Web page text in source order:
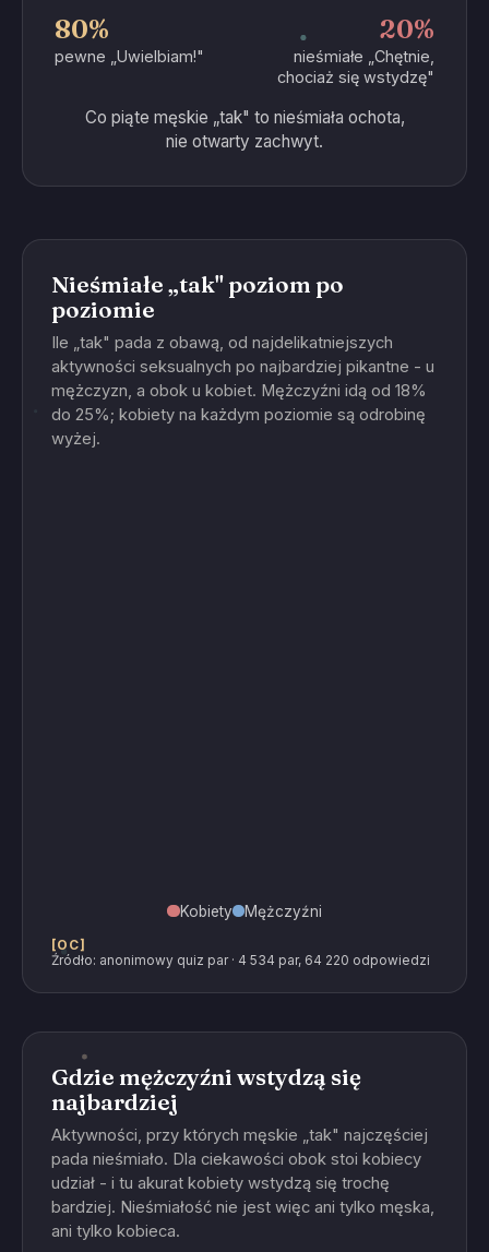
80%
pewne „Uwielbiam!"
20%
nieśmiałe „Chętnie,
chociaż się wstydzę"
Co piąte męskie „tak" to nieśmiała ochota,
nie otwarty zachwyt.
Nieśmiałe „tak" poziom po
poziomie
Ile „tak" pada z obawą, od najdelikatniejszych
aktywności seksualnych po najbardziej pikantne - u
mężczyzn, a obok u kobiet. Mężczyźni idą od 18%
do 25%; kobiety na każdym poziomie są odrobinę
wyżej.
Kobiety Mężczyźni
[OC]
Źródło: anonimowy quiz par · 4 534 par, 64 220 odpowiedzi
Gdzie mężczyźni wstydzą się
najbardziej
Aktywności, przy których męskie „tak" najczęściej
pada nieśmiało. Dla ciekawości obok stoi kobiecy
udział - i tu akurat kobiety wstydzą się trochę
bardziej. Nieśmiałość nie jest więc ani tylko męska,
ani tylko kobieca.